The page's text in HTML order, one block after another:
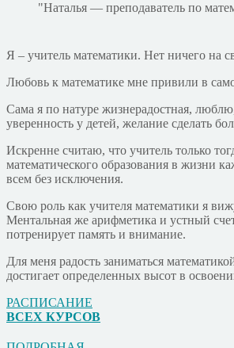
Наталья — преподаватель по
Я – учитель математики. Нет ничего на
Любовь к математике мне привили в
Сама я по натуре жизнерадостная,
уверенность у детей, желание сделать
Искренне считаю, что учитель только
математического образования в жизни
всем без исключения.
Свою роль как учителя математики я
Ментальная же арифметика и устный
потренирует память и внимание.
Для меня радость заниматься
достигает определенных высот в
РАСПИСАНИЕ
ВСЕХ КУРСОВ